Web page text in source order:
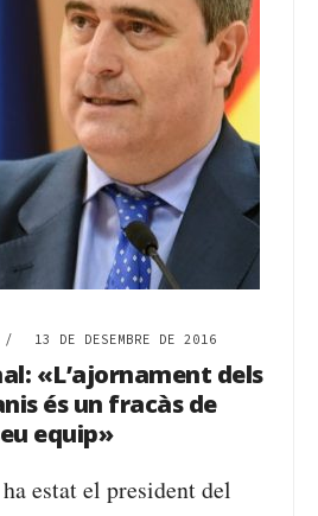
/ 13 DE DESEMBRE DE 2016
«L’ajornament dels
és un fracàs de
equip»
estat el president del